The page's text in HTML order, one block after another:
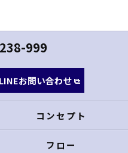
999
LINEお問い合わせ
コンセプト
フロー